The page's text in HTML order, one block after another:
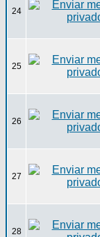
24
25
26
27
28